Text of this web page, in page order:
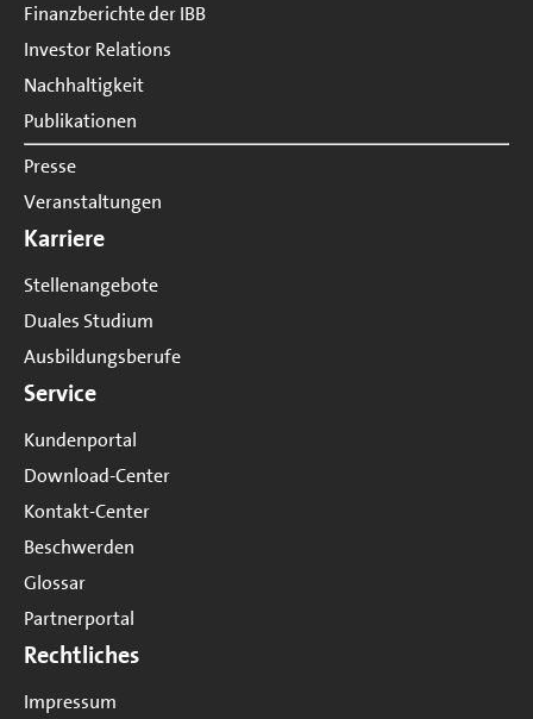
Finanzberichte der IBB
Investor Relations
Nachhaltigkeit
Publikationen
Presse
Veranstaltungen
Karriere
Stellenangebote
Duales Studium
Ausbildungsberufe
Service
Kundenportal
Download-Center
Kontakt-Center
Beschwerden
Glossar
Partnerportal
Rechtliches
Impressum